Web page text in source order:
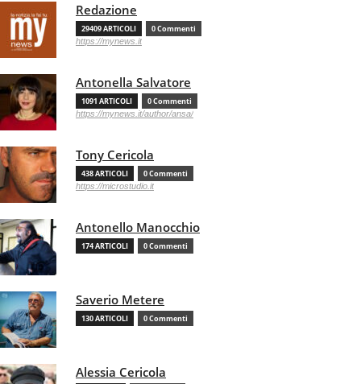
Redazione
29409 ARTICOLI 0 Commenti
https://mynews.it
Antonella Salvatore
1091 ARTICOLI 0 Commenti
https://mynews.it/author/ansa/
Tony Cericola
438 ARTICOLI 0 Commenti
https://microstudio.it
Antonello Manocchio
174 ARTICOLI 0 Commenti
Saverio Metere
130 ARTICOLI 0 Commenti
Alessia Cericola